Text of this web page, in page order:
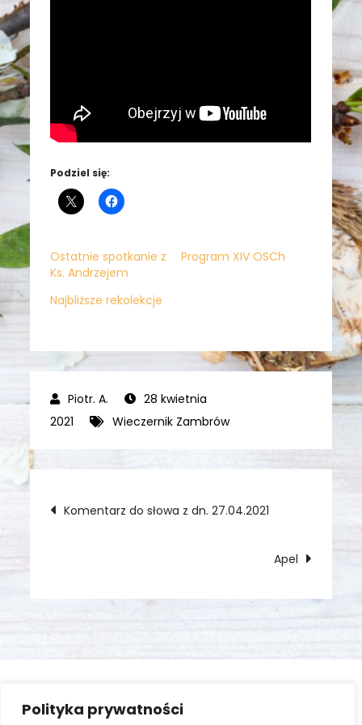
Polityka prywatności
Podziel się:
Ostatnie spotkanie z
Ks. Andrzejem
Program XIV OSCh
Najbliższe rekolekcje
28 kwietnia
2021
Wieczernik Zambrów
Nawigacja
Komentarz do słowa z dn. 27.04.2021
Apel
Zaloguj się